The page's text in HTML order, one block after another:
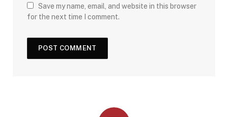
Save my name, email, and website in this browser
for the next time I comment.